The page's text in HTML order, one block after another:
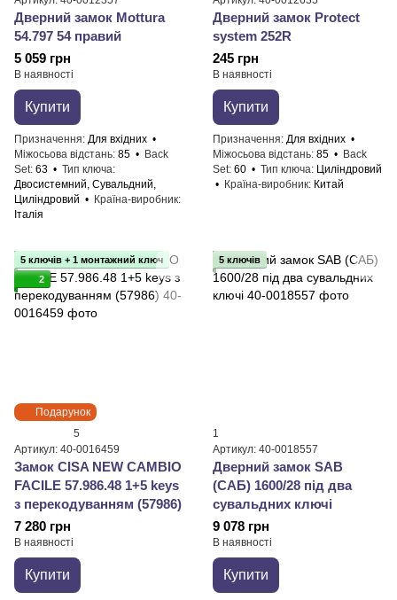
Дверний замок ​Mottura
54.797 54 правий
5 059 грн
В наявності
Купити
Призначення Для вхідних
Міжосьова відстань 85
Back
Set 63
Тип ключа
Двосистемний, Сувальдний,
Циліндровий
Країна-виробник
Італія
Дверний замок ​Protect
system 252R
245 грн
В наявності
Купити
Призначення Для вхідних
Міжосьова відстань 85
Back
Set 60 Тип ключа Циліндровий
Країна-виробник Китай
Подарунок
5 ключів + 1 монтажний ключ
2
5
Артикул: 40-0016459
Замок CISA NEW CAMBIO
FACILE 57.986.48 1+5 keys
з перекодуванням (57986)
7 280 грн
В наявності
Купити
5 ключів
1
Артикул: 40-0018557
Дверний замок SAB
(САБ) 1600/28 під два
сувальдних ключі
9 078 грн
В наявності
Купити